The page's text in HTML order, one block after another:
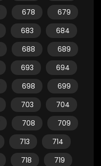
678
679
683
684
688
689
693
694
698
699
703
704
708
709
713
714
718
719